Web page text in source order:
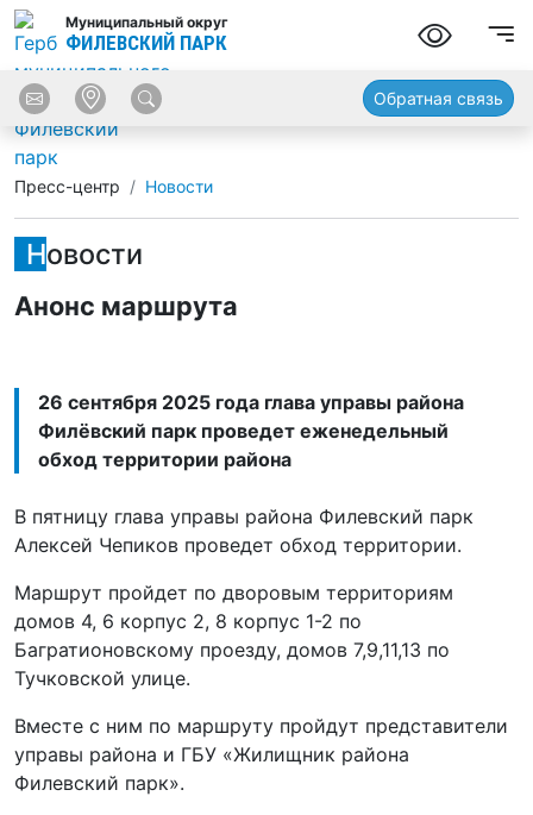
Муниципальный округ
ФИЛЕВСКИЙ ПАРК
Обратная связь
Пресс-центр Новости
Новости
Анонс маршрута
26 сентября 2025 года глава управы района
Филёвский парк проведет еженедельный
обход территории района
В пятницу глава управы района Филевский парк
Алексей Чепиков проведет обход территории.
Маршрут пройдет по дворовым территориям
домов 4, 6 корпус 2, 8 корпус 1-2 по
Багратионовскому проезду, домов 7,9,11,13 по
Тучковской улице.
Вместе с ним по маршруту пройдут представители
управы района и ГБУ «Жилищник района
Филевский парк».